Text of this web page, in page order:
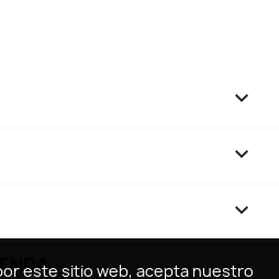
este sitio web, acepta nuestro



keyboard_arrow_down
este sitio web, acepta nuestro